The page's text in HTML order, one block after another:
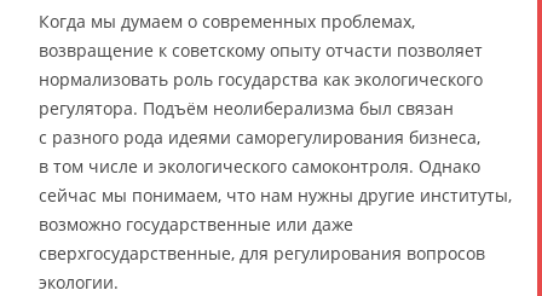
Когда мы думаем о современных проблемах,
возвращение к советскому опыту отчасти позволяет
нормализовать роль государства как экологического
регулятора. Подъём неолиберализма был связан
с разного рода идеями саморегулирования бизнеса,
в том числе и экологического самоконтроля. Однако
сейчас мы понимаем, что нам нужны другие институты,
возможно государственные или даже
сверхгосударственные, для регулирования вопросов
экологии.